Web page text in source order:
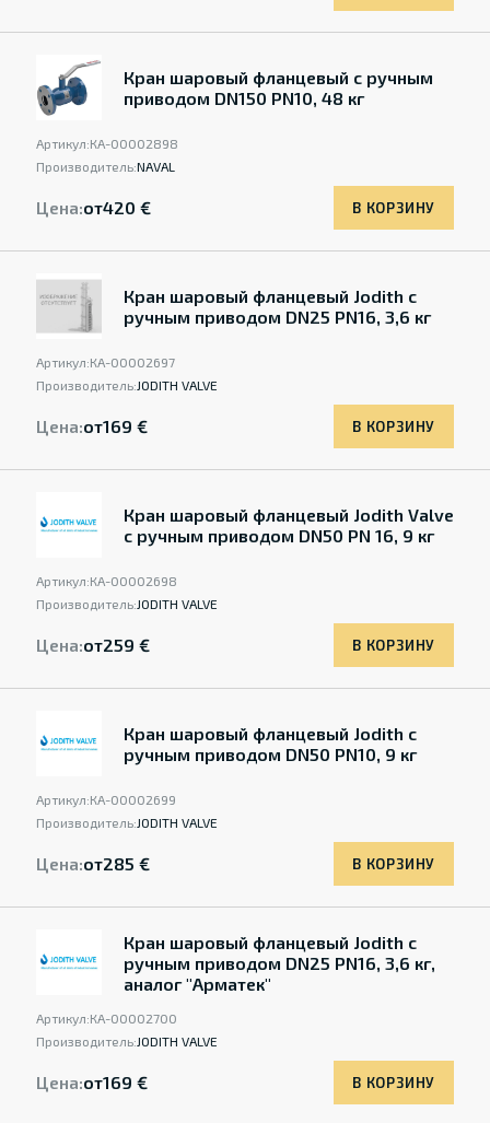
Кран шаровый фланцевый с ручным
приводом DN150 PN10, 48 кг
Артикул:КА-00002898
Производитель:NAVAL
Цена:от420 € В КОРЗИНУ
Кран шаровый фланцевый Jodith с
ручным приводом DN25 PN16, 3,6 кг
Артикул:КА-00002697
Производитель:JODITH VALVE
Цена:от169 € В КОРЗИНУ
Кран шаровый фланцевый Jodith Valve
с ручным приводом DN50 PN 16, 9 кг
Артикул:КА-00002698
Производитель:JODITH VALVE
Цена:от259 € В КОРЗИНУ
Кран шаровый фланцевый Jodith с
ручным приводом DN50 PN10, 9 кг
Артикул:КА-00002699
Производитель:JODITH VALVE
Цена:от285 € В КОРЗИНУ
Кран шаровый фланцевый Jodith с
ручным приводом DN25 PN16, 3,6 кг,
аналог "Арматек"
Артикул:КА-00002700
Производитель:JODITH VALVE
Цена:от169 € В КОРЗИНУ